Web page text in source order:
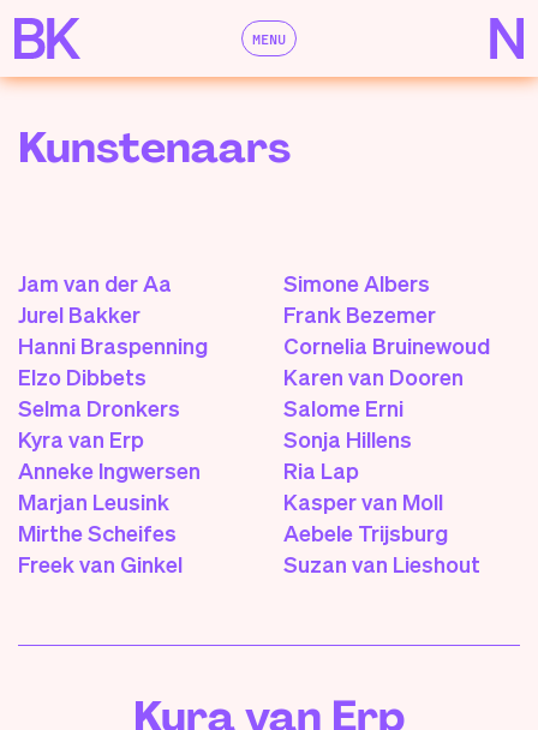
MENU
Kunstenaars
Jam van der Aa
Simone Albers
Jurel Bakker
Frank Bezemer
Hanni Braspenning
Cornelia Bruinewoud
Elzo Dibbets
Karen van Dooren
Selma Dronkers
Salome Erni
Kyra van Erp
Sonja Hillens
Anneke Ingwersen
Ria Lap
Marjan Leusink
Kasper van Moll
Mirthe Scheifes
Aebele Trijsburg
Freek van Ginkel
Suzan van Lieshout
Kyra van Erp